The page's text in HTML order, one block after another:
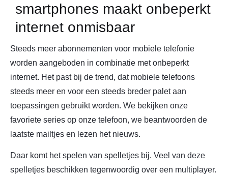
smartphones maakt onbeperkt
internet onmisbaar
Steeds meer abonnementen voor mobiele telefonie
worden aangeboden in combinatie met onbeperkt
internet. Het past bij de trend, dat mobiele telefoons
steeds meer en voor een steeds breder palet aan
toepassingen gebruikt worden. We bekijken onze
favoriete series op onze telefoon, we beantwoorden de
laatste mailtjes en lezen het nieuws.
Daar komt het spelen van spelletjes bij. Veel van deze
spelletjes beschikken tegenwoordig over een multiplayer.